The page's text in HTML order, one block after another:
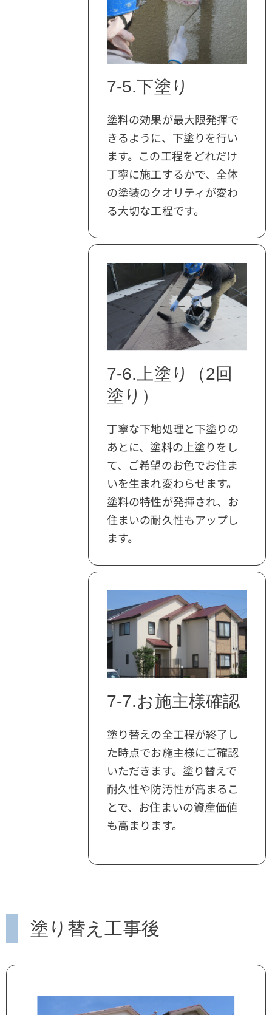
7-5.下塗り
塗料の効果が最大限発揮で
きるように、下塗りを行い
ます。この工程をどれだけ
丁寧に施工するかで、全体
の塗装のクオリティが変わ
る大切な工程です。
7-6.上塗り（2回
塗り）
丁寧な下地処理と下塗りの
あとに、塗料の上塗りをし
て、ご希望のお色でお住ま
いを生まれ変わらせます。
塗料の特性が発揮され、お
住まいの耐久性もアップし
ます。
7-7.お施主様確認
塗り替えの全工程が終了し
た時点でお施主様にご確認
いただきます。塗り替えで
耐久性や防汚性が高まるこ
とで、お住まいの資産価値
も高まります。
塗り替え工事後